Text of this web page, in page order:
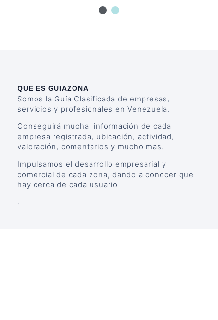
QUE ES GUIAZONA
Somos la Guía Clasificada de empresas,
servicios y profesionales en Venezuela.
Conseguirá mucha información de cada
empresa registrada, ubicación, actividad,
valoración, comentarios y mucho mas.
Impulsamos el desarrollo empresarial y
comercial de cada zona, dando a conocer que
hay cerca de cada usuario
.